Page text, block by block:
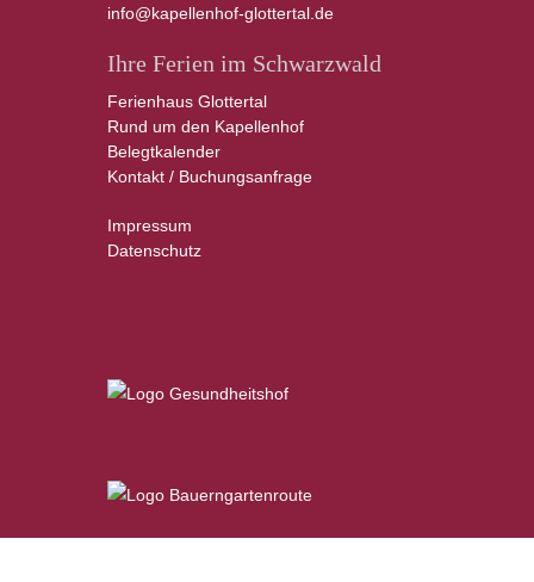
info@kapellenhof-glottertal.de
Ihre Ferien im Schwarzwald
Ferienhaus Glottertal
Rund um den Kapellenhof
Belegtkalender
Kontakt / Buchungsanfrage
Impressum
Datenschutz